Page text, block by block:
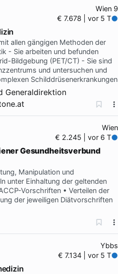
Wien 9
€ 7.678 | vor 5 T
allen gängigen Methoden der
- Sie arbeiten und befunden
Bildgebung (PET/CT) - Sie sind
und untersuchen und
Schilddrüsenerkrankungen
Generaldirektion
Wien
€ 2.245 | vor 6 T
Gesundheitsverbund
Manipulation und
unter Einhaltung der geltenden
Vorschriften • Verteilen der
der jeweiligen Diätvorschriften
Ybbs
€ 7.134 | vor 5 T